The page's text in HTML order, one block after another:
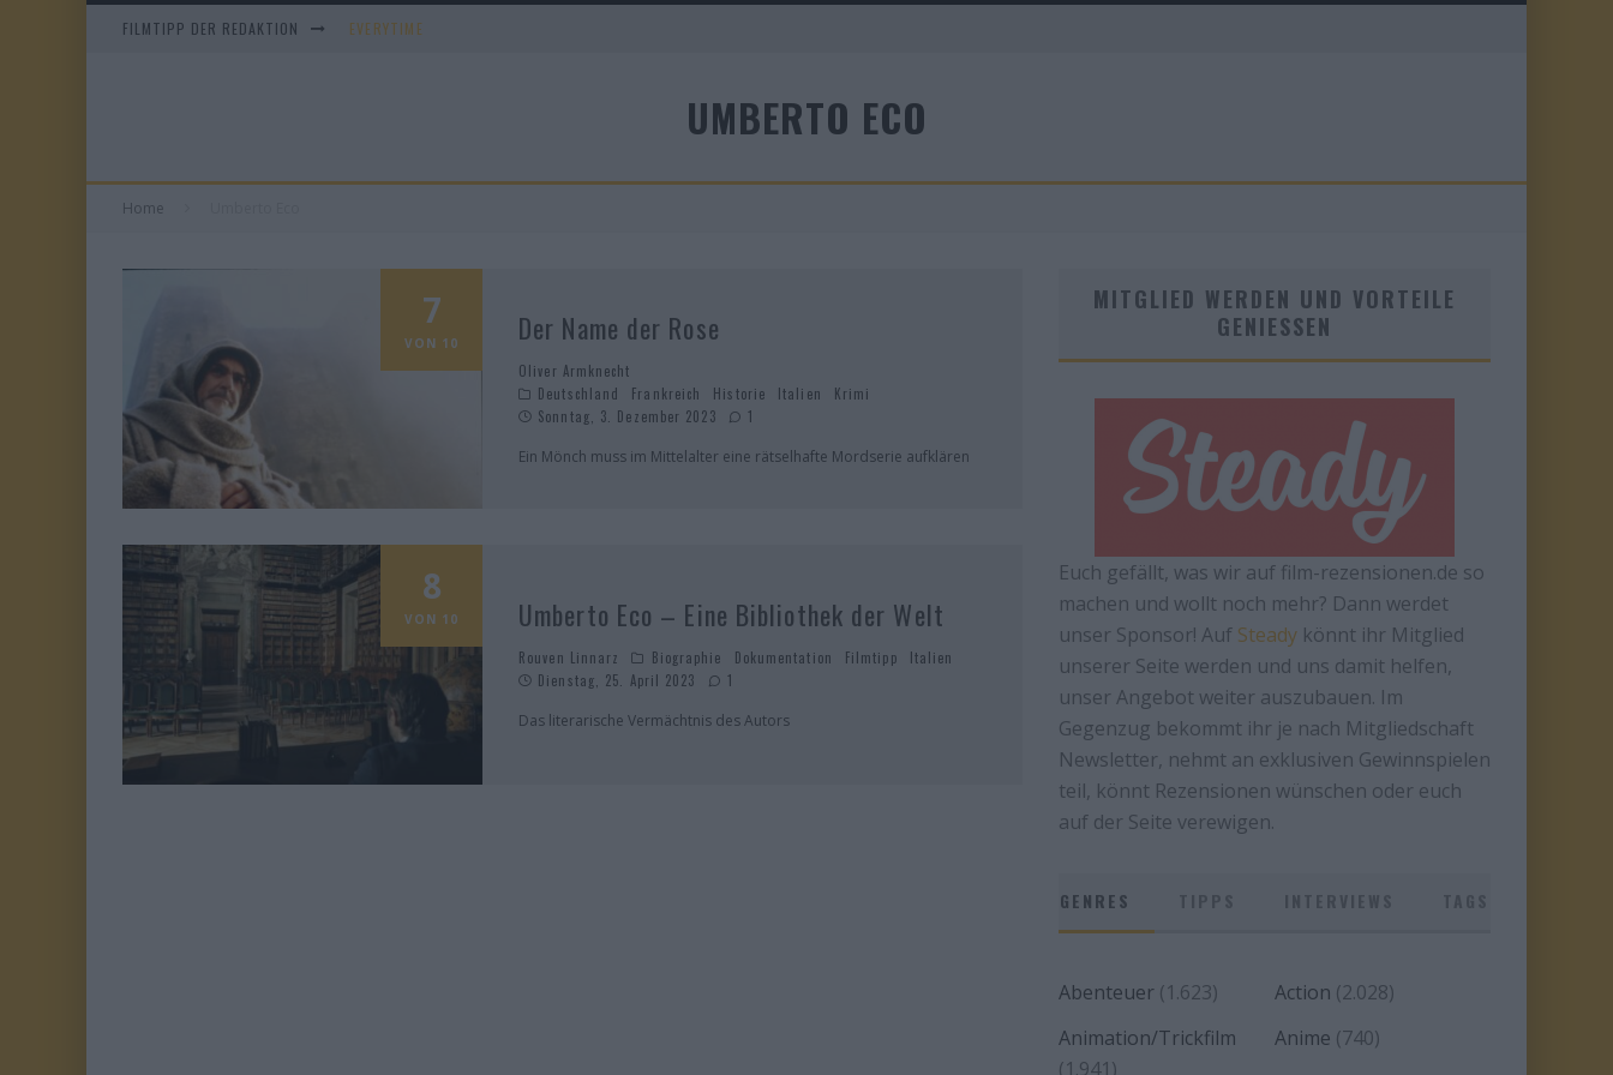
FILMTIPP DER REDAKTION EVERYTIME
UMBERTO ECO
Home
7
VON 10 Der Name der Rose
Oliver Armknecht
Deutschland
Frankreich Historie Italien
Krimi
Sonntag, 3. Dezember 2023
1
Ein Mönch muss im Mittelalter eine rätselhafte Mordserie aufklären
8
VON 10 Umberto Eco – Eine Bibliothek der Welt
Rouven Linnarz Biographie Dokumentation Filmtipp
Italien
Dienstag, 25. April 2023
1
Das literarische Vermächtnis des Autors
MITGLIED WERDEN UND VORTEILE
GENIESSEN
Euch gefällt, was wir auf film-rezensionen.de so
machen und wollt noch mehr? Dann werdet
unser Sponsor! Auf Steady könnt ihr Mitglied
unserer Seite werden und uns damit helfen,
unser Angebot weiter auszubauen. Im
Gegenzug bekommt ihr je nach Mitgliedschaft
Newsletter, nehmt an exklusiven Gewinnspielen
teil, könnt Rezensionen wünschen oder euch
auf der Seite verewigen.
GENRES
Abenteuer (1.623) Action (2.028)
Animation/Trickfilm
(1.941)
Anime (740)